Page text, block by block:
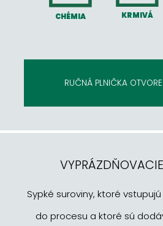
CHÉMIA KRMIVÁ
RUČNÁ PLNIČKA
Sypké suroviny, ktoré
do procesu a ktoré sú